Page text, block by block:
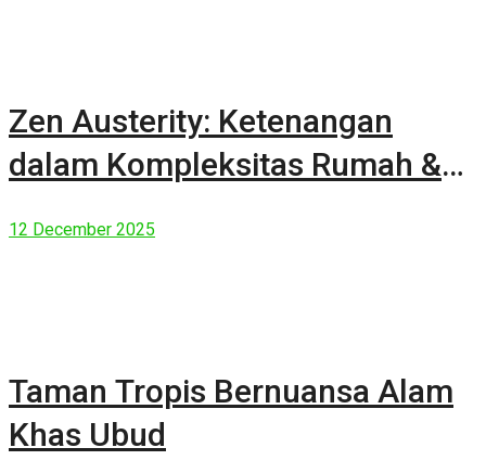
Zen Austerity: Ketenangan
dalam Kompleksitas Rumah &
12 December 2025
Taman Tropis Bernuansa Alam
Khas Ubud